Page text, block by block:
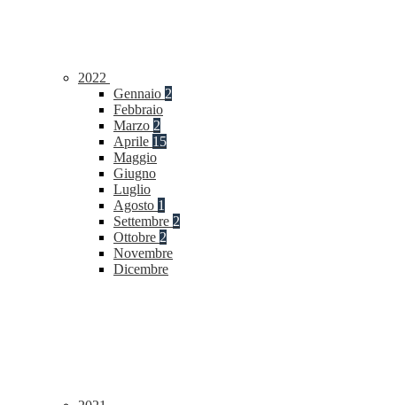
2022
Gennaio 2
Febbraio
Marzo 2
Aprile 15
Maggio
Giugno
Luglio
Agosto 1
Settembre 2
Ottobre 2
Novembre
Dicembre